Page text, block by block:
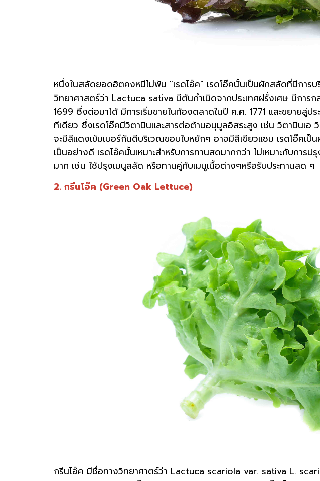
หนึ่งในสลัดยอดฮิตคงหนีไม่พ้น "เรดโอ๊ค" เรดโอ๊คนั้นเป็นผักสลัดที่มีการ
วิทยาศาสตร์ว่า Lactuca sativa มีต้นกำเนิดจากประเทศฝรั่งเศษ มีการ
1699 ซึ่งต่อมาได้ มีการเริ่มขายในท้องตลาดในปี ค.ศ. 1771 และขยายสู่
ทีเดียว ซึ่งเรดโอ๊คมีวิตามินและสารต่อต้านอนุมูลอิสระสูง เช่น วิตามินเอ
จะมีสีแดงเข้มเบอร์กันดีบริเวณขอบใบหยักๆ อาจมีสีเขียวแซม เรดโอ๊คเ
เป็นอย่างดี เรดโอ๊คนั้นเหมาะสำหรับการทานสดมากกว่า ไม่เหมาะกับการ
มาก เช่น ใช้ปรุงเมนูสลัด หรือทานคู่กับเมนูเนื้อต่างๆหรือรับประทานสด ๆ
2. กรีนโอ๊ค (Green Oak Lettuce)
กรีนโอ๊ค มีชื่อทางวิทยาศาตร์ว่า Lactuca scariola var. sativa L.